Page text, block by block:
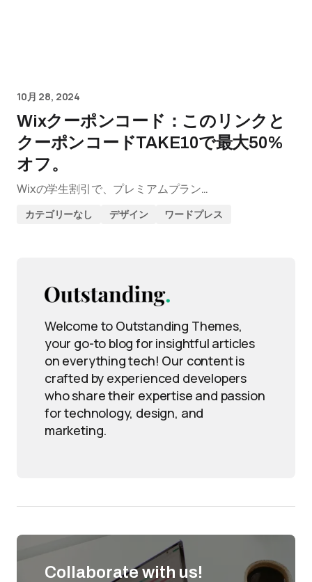
10月 28, 2024
Wixクーポンコード：このリンクと
クーポンコードTAKE10で最大50%
オフ。
Wixの学生割引で、プレミアムプラン…
カテゴリーなし デザイン ワードプレス
Welcome to Outstanding Themes,
your go-to blog for insightful articles
on everything tech! Our content is
crafted by experienced developers
who share their expertise and passion
for technology, design, and
marketing.
Collaborate with us!